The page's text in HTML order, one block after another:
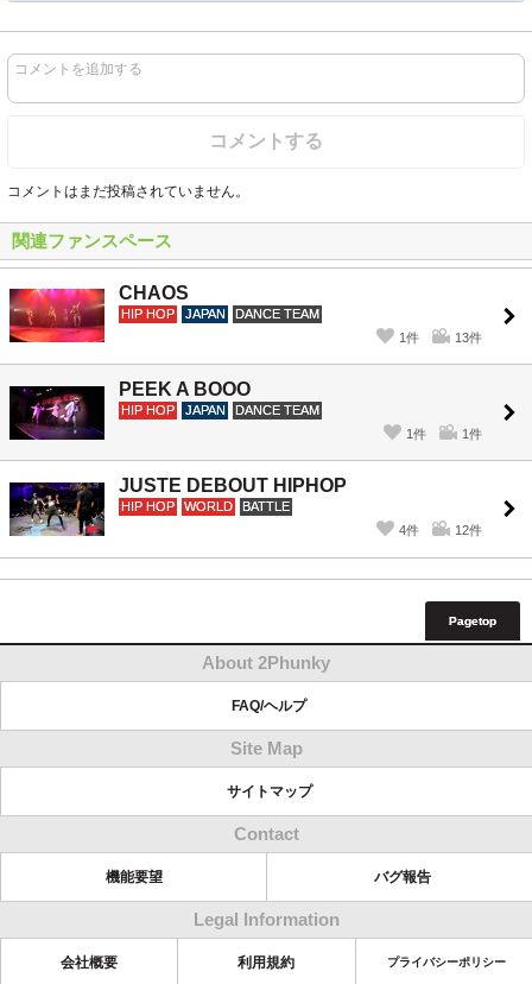
コメントを追加する
コメントする
コメントはまだ投稿されていません。
関連ファンスペース
CHAOS
HIP HOP JAPAN
DANCE TEAM
1件
13件
PEEK A BOOO
HIP HOP JAPAN
DANCE TEAM
1件
1件
JUSTE DEBOUT HIPHOP
HIP HOP WORLD
BATTLE
4件
12件
Pagetop
About 2Phunky
FAQ/ヘルプ
Site Map
サイトマップ
Contact
機能要望 バグ報告
Legal Information
会社概要 利用規約 プライバシーポリシー